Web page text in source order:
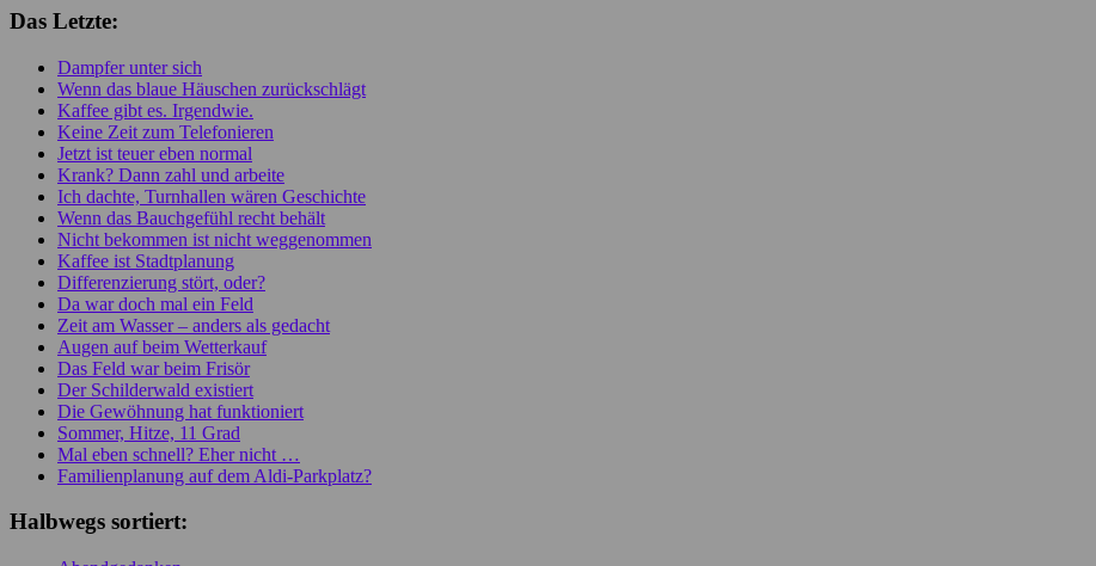
Das Letzte:
Dampfer unter sich
Wenn das blaue Häuschen zurückschlägt
Kaffee gibt es. Irgendwie.
Keine Zeit zum Telefonieren
Jetzt ist teuer eben normal
Krank? Dann zahl und arbeite
Ich dachte, Turnhallen wären Geschichte
Wenn das Bauchgefühl recht behält
Nicht bekommen ist nicht weggenommen
Kaffee ist Stadtplanung
Differenzierung stört, oder?
Da war doch mal ein Feld
Zeit am Wasser – anders als gedacht
Augen auf beim Wetterkauf
Das Feld war beim Frisör
Der Schilderwald existiert
Die Gewöhnung hat funktioniert
Sommer, Hitze, 11 Grad
Mal eben schnell? Eher nicht …
Familienplanung auf dem Aldi-Parkplatz?
Halbwegs sortiert: